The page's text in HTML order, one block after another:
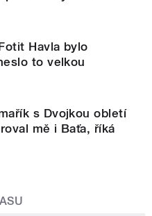
Havla bylo
to velkou
s Dvojkou obletí
mě i Baťa, říká